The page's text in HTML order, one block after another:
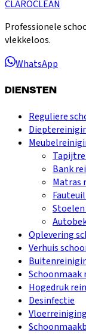
CLAROCLEAN
Professionele
vlekkeloos.
WhatsApp
DIENSTEN
Reguliere
Bank
Matras
Oplevering
Verhuis
Schoonmaak
Hogedruk
Desinfectie
Vloerreiniging